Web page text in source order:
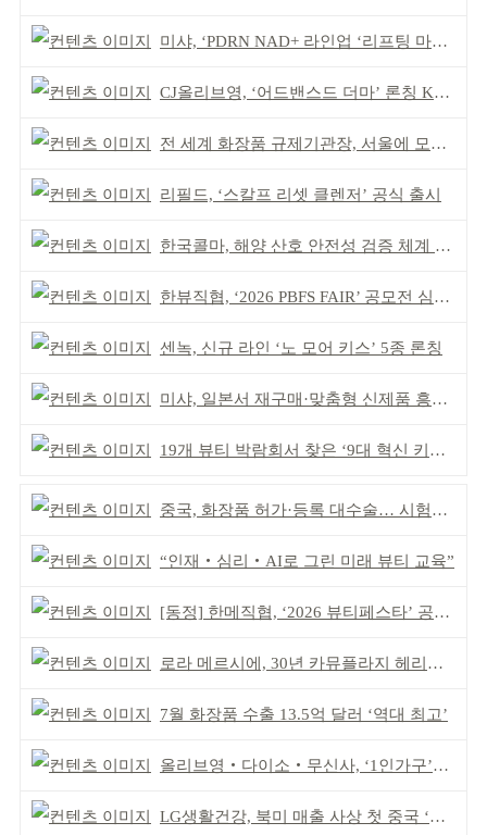
미샤, ‘PDRN NAD+ 라인업 ‘리프팅 마스크’ 출시
CJ올리브영, ‘어드밴스드 더마’ 론칭 K더마 육성 박차
전 세계 화장품 규제기관장, 서울에 모인다
리필드, ‘스칼프 리셋 클렌저’ 공식 출시
한국콜마, 해양 산호 안전성 검증 체계 구축
한뷰직협, ‘2026 PBFS FAIR’ 공모전 심사 성료
센녹, 신규 라인 ‘노 모어 키스’ 5종 론칭
미샤, 일본서 재구매·맞춤형 신제품 흥행 ‘쌍끌이’
19개 뷰티 박람회서 찾은 ‘9대 혁신 키워드’
중국, 화장품 허가·등록 대수술… 시험자료 공용 허용
“인재‧심리‧AI로 그린 미래 뷰티 교육”
[동정] 한메직협, ‘2026 뷰티페스타’ 공동 주최
로라 메르시에, 30년 카뮤플라지 헤리티지 담아
7월 화장품 수출 13.5억 달러 ‘역대 최고’
올리브영‧다이소‧무신사, ‘1인가구’가 이끈다
LG생활건강, 북미 매출 사상 첫 중국 ‘추월’